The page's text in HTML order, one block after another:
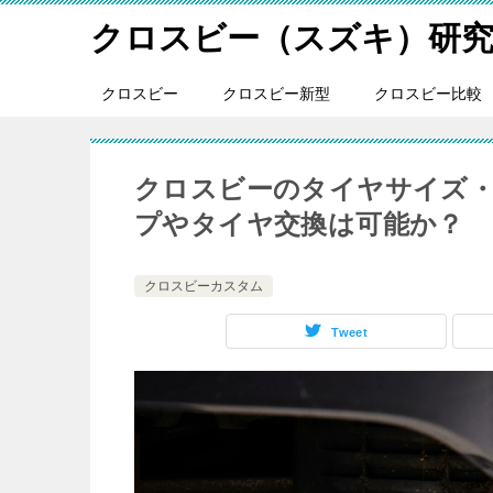
クロスビー（スズキ）研
クロスビー クロスビー新型 クロスビー比較
クロスビーのタイヤサイズ
プやタイヤ交換は可能か？
クロスビーカスタム
Tweet